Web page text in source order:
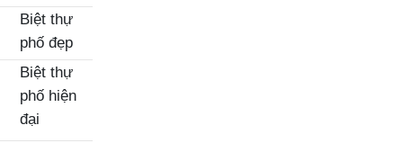
Biệt thự
phố đẹp
Biệt thự
phố hiện
đại